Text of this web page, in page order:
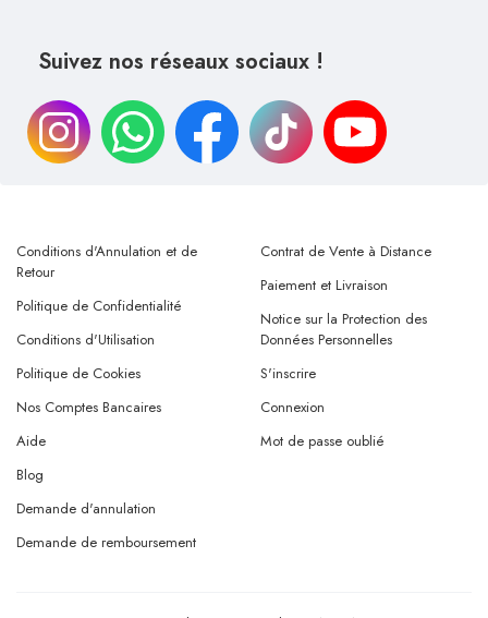
Suivez nos réseaux sociaux !
Conditions d'Annulation et de
Retour
Politique de Confidentialité
Conditions d'Utilisation
Contrat de Vente à Distance
Paiement et Livraison
Notice sur la Protection des
Données Personnelles
Politique de Cookies
Nos Comptes Bancaires
Aide
S'inscrire
Connexion
Mot de passe oublié
Blog
Demande d'annulation
Demande de remboursement